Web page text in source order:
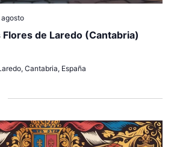
de Laredo (Cantabria)
Cantabria, España